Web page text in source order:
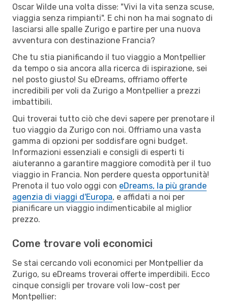
Oscar Wilde una volta disse: "Vivi la vita senza scuse,
viaggia senza rimpianti". E chi non ha mai sognato di
lasciarsi alle spalle Zurigo e partire per una nuova
avventura con destinazione Francia?
Che tu stia pianificando il tuo viaggio a Montpellier
da tempo o sia ancora alla ricerca di ispirazione, sei
nel posto giusto! Su eDreams, offriamo offerte
incredibili per voli da Zurigo a Montpellier a prezzi
imbattibili.
Qui troverai tutto ciò che devi sapere per prenotare il
tuo viaggio da Zurigo con noi. Offriamo una vasta
gamma di opzioni per soddisfare ogni budget.
Informazioni essenziali e consigli di esperti ti
aiuteranno a garantire maggiore comodità per il tuo
viaggio in Francia. Non perdere questa opportunità!
Prenota il tuo volo oggi con eDreams, la più grande
agenzia di viaggi d'Europa, e affidati a noi per
pianificare un viaggio indimenticabile al miglior
prezzo.
Come trovare voli economici
Se stai cercando voli economici per Montpellier da
Zurigo, su eDreams troverai offerte imperdibili. Ecco
cinque consigli per trovare voli low-cost per
Montpellier: